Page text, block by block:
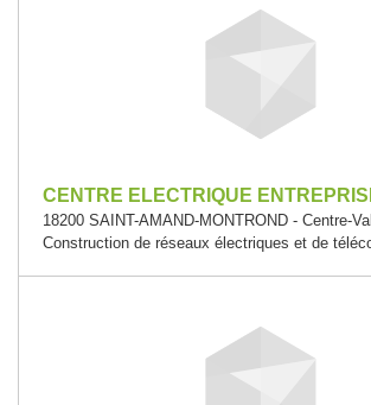
CENTRE ELECTRIQUE
18200 SAINT-AMAND-MONTROND - Centre-
Construction de réseaux électriques et de